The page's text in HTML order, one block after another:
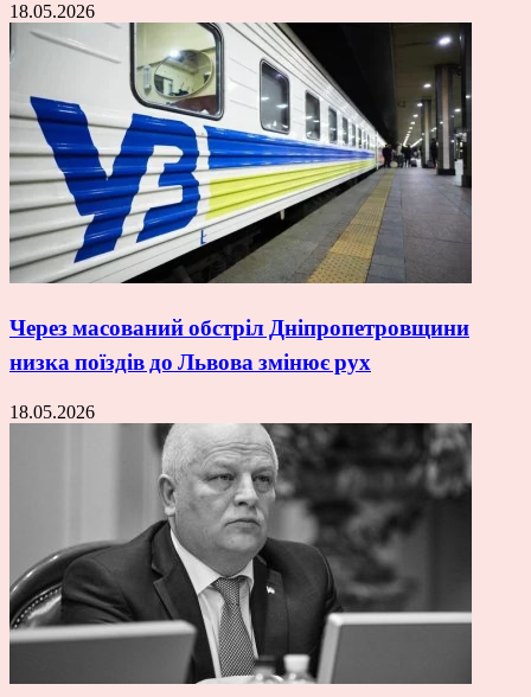
18.05.2026
Через масований обстріл Дніпропетровщини
низка поїздів до Львова змінює рух
18.05.2026